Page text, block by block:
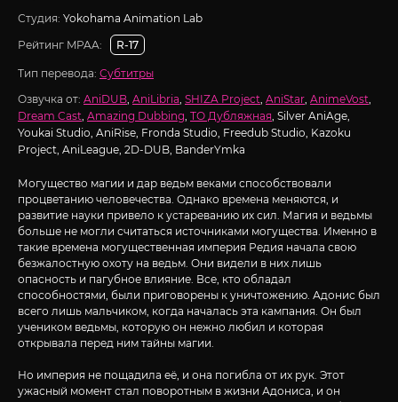
Студия: Yokohama Animation Lab
Рейтинг MPAA:
R-17
Тип перевода: Субтитры
Озвучка от: AniDUB, AniLibria, SHIZA Project, AniStar, AnimeVost,
Dream Cast, Amazing Dubbing, ТО Дубляжная, Silver AniAge,
Youkai Studio, AniRise, Fronda Studio, Freedub Studio, Kazoku
Project, AniLeague, 2D-DUB, BanderYmka
Могущество магии и дар ведьм веками способствовали
процветанию человечества. Однако времена меняются, и
развитие науки привело к устареванию их сил. Магия и ведьмы
больше не могли считаться источниками могущества. Именно в
такие времена могущественная империя Редия начала свою
безжалостную охоту на ведьм. Они видели в них лишь
опасность и пагубное влияние. Все, кто обладал
способностями, были приговорены к уничтожению. Адонис был
всего лишь мальчиком, когда началась эта кампания. Он был
учеником ведьмы, которую он нежно любил и которая
открывала перед ним тайны магии.
Но империя не пощадила её, и она погибла от их рук. Этот
ужасный момент стал поворотным в жизни Адониса, и он